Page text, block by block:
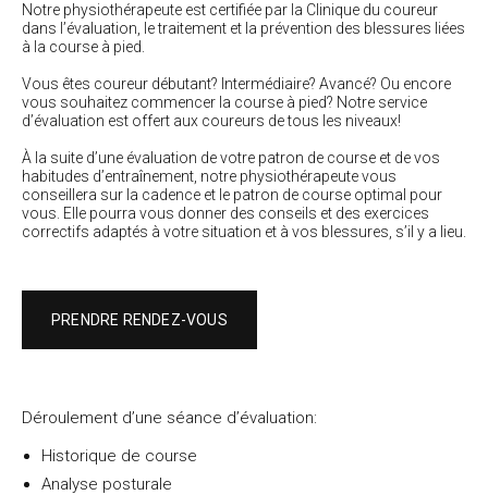
Notre physiothérapeute est certifiée par la Clinique du coureur
dans l’évaluation, le traitement et la prévention des blessures liées
à la course à pied.
Vous êtes coureur débutant? Intermédiaire? Avancé? Ou encore
vous souhaitez commencer la course à pied? Notre service
d’évaluation est offert aux coureurs de tous les niveaux! ​
À la suite d’une évaluation de votre patron de course et de vos
habitudes d’entraînement, notre physiothérapeute vous
conseillera sur la cadence et le patron de course optimal pour
vous. Elle pourra vous donner des conseils et des exercices
correctifs adaptés à votre situation et à vos blessures, s’il y a lieu.
PRENDRE RENDEZ-VOUS
Déroulement d’une séance d’évaluation:
Historique de course
Analyse posturale